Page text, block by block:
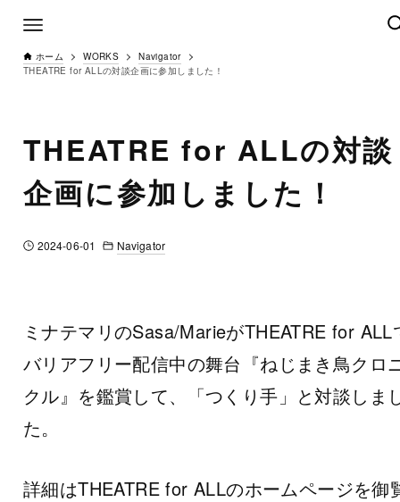
ホーム WORKS
Navigator
THEATRE for ALLの対談企画に参加しました！
THEATRE for ALLの対談
企画に参加しました！
2024-06-01 Navigator
ミナテマリのSasa/MarieがTHEATRE for ALL
バリアフリー配信中の舞台『ねじまき鳥クロ
クル』を鑑賞して、「つくり手」と対談しま
た。
詳細はTHEATRE for ALLのホームページを御